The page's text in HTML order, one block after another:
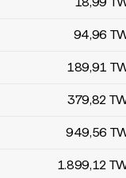
94,96
189,91
379,82
949,56
1.899,12